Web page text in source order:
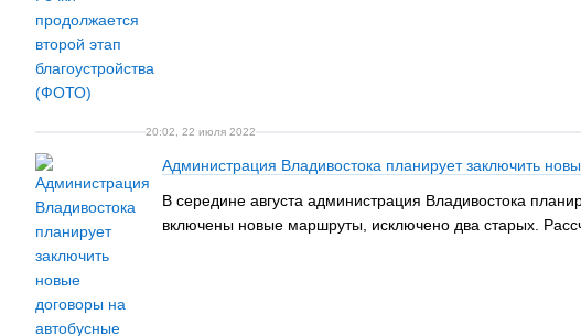
20:02, 22 июля 2022
Администрация Владивостока планирует заключить
В середине августа администрация Владивостока
включены новые маршруты, исключено два старых.